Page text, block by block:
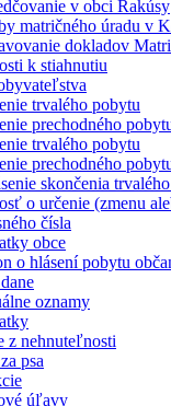
v obci Rakúsy
matričného úradu v
dokladov
k stiahnutiu
trvalého pobytu
prechodného
trvalého pobytu
prechodného
skončenia
o určenie (zmenu
čísla
obce
o hlásení pobytu
oznamy
z nehnuteľnosti
psa
úľavy